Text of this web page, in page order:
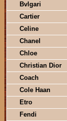
Bvlgari
Cartier
Celine
Chanel
Chloe
Christian Dior
Coach
Cole Haan
Etro
Fendi